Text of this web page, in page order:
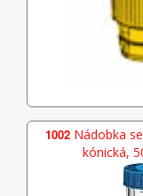
1002 Nádobka
kónická,